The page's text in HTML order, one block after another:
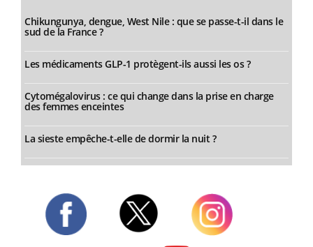
Chikungunya, dengue, West Nile : que se passe-t-il dans le
sud de la France ?
Les médicaments GLP-1 protègent-ils aussi les os ?
Cytomégalovirus : ce qui change dans la prise en charge
des femmes enceintes
La sieste empêche-t-elle de dormir la nuit ?